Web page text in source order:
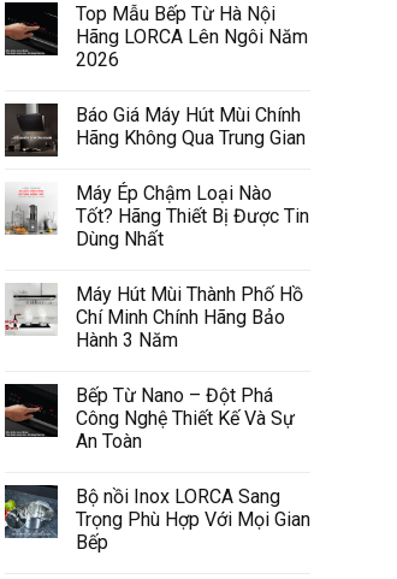
Top Mẫu Bếp Từ Hà Nội
Hãng LORCA Lên Ngôi Năm
2026
Báo Giá Máy Hút Mùi Chính
Hãng Không Qua Trung Gian
Máy Ép Chậm Loại Nào
Tốt? Hãng Thiết Bị Được Tin
Dùng Nhất
Máy Hút Mùi Thành Phố Hồ
Chí Minh Chính Hãng Bảo
Hành 3 Năm
Bếp Từ Nano – Đột Phá
Công Nghệ Thiết Kế Và Sự
An Toàn
Bộ nồi Inox LORCA Sang
Trọng Phù Hợp Với Mọi Gian
Bếp